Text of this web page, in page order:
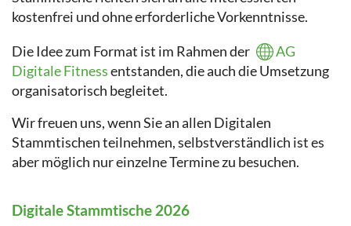
kostenfrei und ohne erforderliche Vorkenntnisse.
Die Idee zum Format ist im Rahmen der
AG
Digitale Fitnessentstanden, die auch die Umsetzung
organisatorisch begleitet.
Wir freuen uns, wenn Sie an allen Digitalen
Stammtischen teilnehmen, selbstverständlich ist es
aber möglich nur einzelne Termine zu besuchen.
Digitale Stammtische 2026